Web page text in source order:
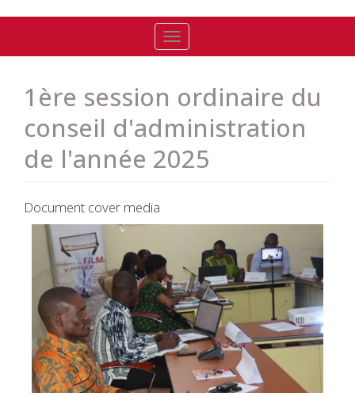
Toggle navigation
1ère session ordinaire du
conseil d'administration
de l'année 2025
Document cover media